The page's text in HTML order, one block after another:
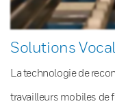
Solutions
La technologie de
travailleurs mobiles de